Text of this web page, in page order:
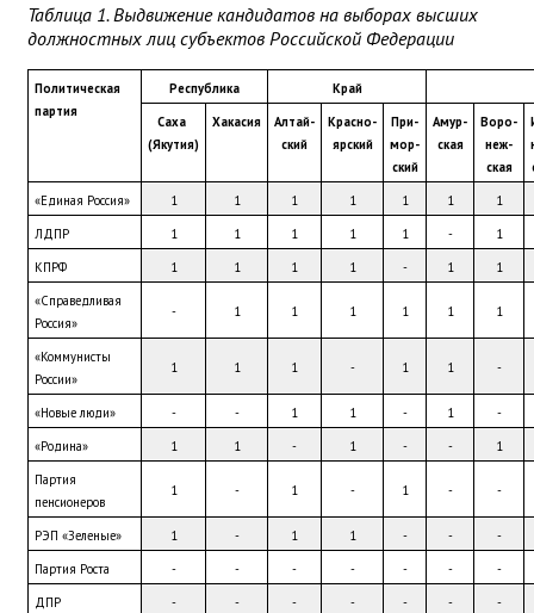
Таблица 1. Выдвижение кандидатов на выборах высших
должностных лиц субъектов Российской Федерации
Политическая
партия
Республика
Край
Саха
(Якутия)
Хакасия
Алтай-
ский
Красно-
ярский
При-
мор-
ский
Амур-
ская
Воро-
неж-
ская
«Единая Россия»
1 1 1 1 1 1
1
ЛДПР
1 1 1 1 1 -
1
КПРФ
1 1 1 1 - 1
1
«Справедливая
Россия»
- 1 1 1 1 1 1
«Коммунисты
России»
1 1 1 - 1 1 -
«Новые люди» - - 1 1 - 1
-
«Родина»
1 1 - 1 - -
1
Партия
пенсионеров
1 - 1 - 1 - -
РЭП «Зеленые» 1 - 1 1 - -
-
Партия Роста
- - - - - -
-
ДПР
- - - - - -
-